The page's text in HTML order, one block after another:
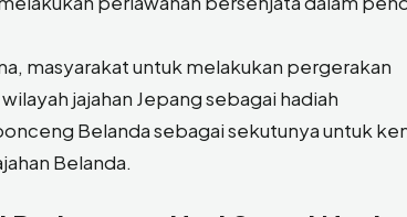
masyarakat untuk melakukan pergerakan
jajahan Jepang sebagai hadiah
Belanda sebagai sekutunya untuk
Belanda.